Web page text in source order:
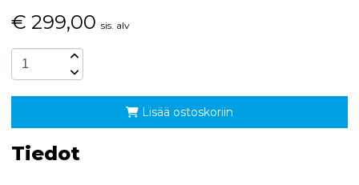
€ 299,00 sis. alv
Lisää ostoskoriin
Tiedot